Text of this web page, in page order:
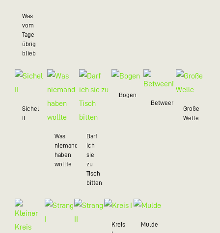
Was
vom
Tage
übrig
blieb
Sichel
II
Was
niemand
haben
wollte
Darf
ich
sie
zu
Tisch
bitten
Bogen
BetweenMe
Große
Welle
Kreis
Mulde